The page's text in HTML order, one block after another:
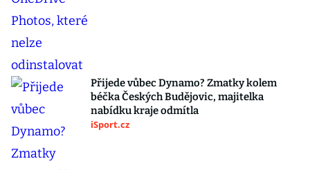
Přijede vůbec Dynamo? Zmatky kolem
béčka Českých Budějovic, majitelka
nabídku kraje odmítla
iSport.cz